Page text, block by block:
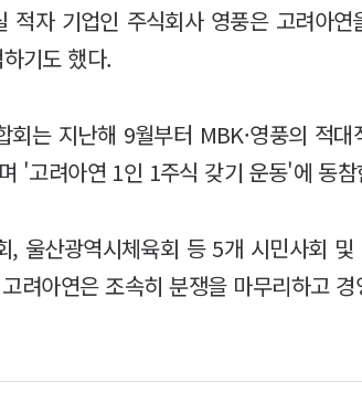
적자 기업인 주식회사 영풍은 고려아
기도 했다.
회는 지난해 9월부터 MBK·영풍의 적
'고려아연 1인 1주식 갖기 운동'에 동
, 울산광역시체육회 등 5개 시민사회
려아연은 조속히 분쟁을 마무리하고